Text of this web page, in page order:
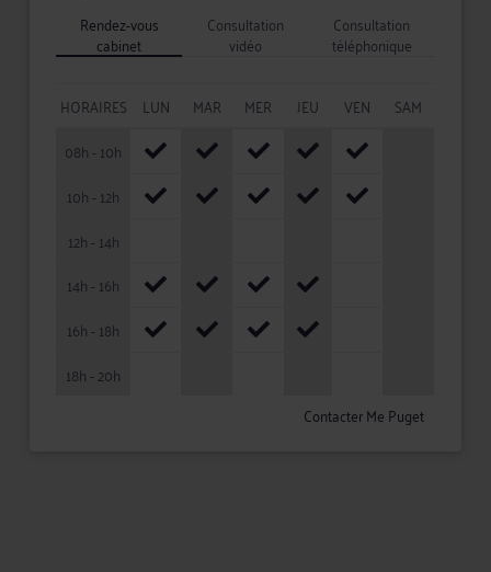
Rendez-vous
cabinet
Consultation
vidéo
Consultation
téléphonique
HORAIRES LUN MAR MER JEU VEN
SAM
08h - 10h
10h - 12h
12h - 14h
14h - 16h
16h - 18h
18h - 20h
Contacter Me Puget